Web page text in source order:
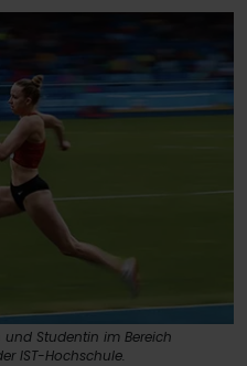
Studentin im Bereich
IST-Hochschule.